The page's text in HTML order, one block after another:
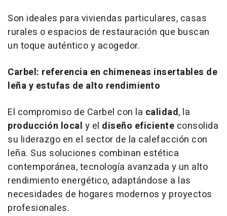
Son ideales para viviendas particulares, casas
rurales o espacios de restauración que buscan
un toque auténtico y acogedor.
Carbel: referencia en chimeneas insertables de
leña y estufas de alto rendimiento
El compromiso de Carbel con la calidad, la
producción local y el diseño eficiente consolida
su liderazgo en el sector de la calefacción con
leña. Sus soluciones combinan estética
contemporánea, tecnología avanzada y un alto
rendimiento energético, adaptándose a las
necesidades de hogares modernos y proyectos
profesionales.